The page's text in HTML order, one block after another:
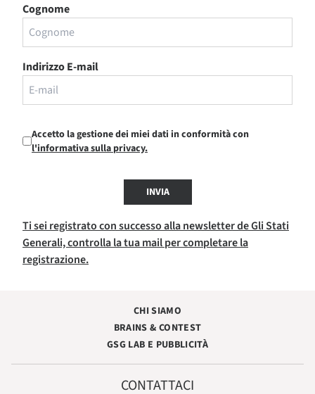
Cognome
Indirizzo E-mail
Accetto la gestione dei miei dati in conformità con
l'informativa sulla privacy.
INVIA
Ti sei registrato con successo alla newsletter de Gli Stati
Generali, controlla la tua mail per completare la
registrazione.
CHI SIAMO
BRAINS & CONTEST
GSG LAB E PUBBLICITÀ
CONTATTACI